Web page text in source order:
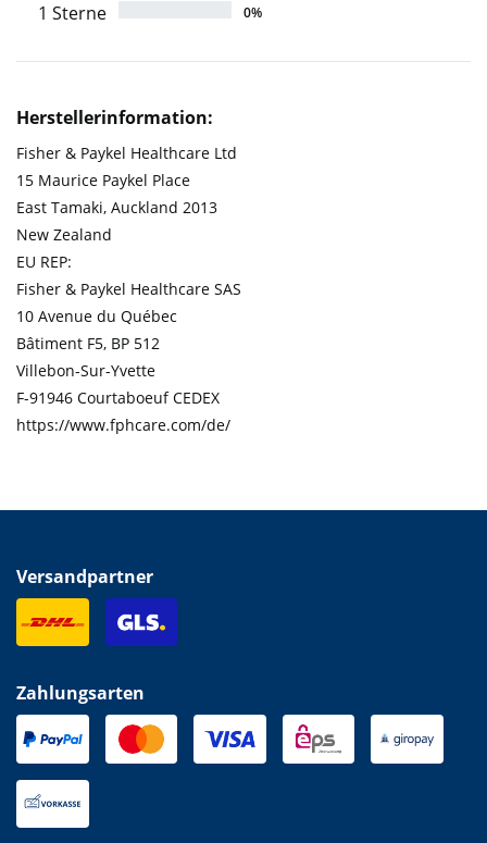
1 Sterne 0%
Herstellerinformation:
Fisher & Paykel Healthcare Ltd
15 Maurice Paykel Place
East Tamaki, Auckland 2013
New Zealand
EU REP:
Fisher & Paykel Healthcare SAS
10 Avenue du Québec
Bâtiment F5, BP 512
Villebon-Sur-Yvette
F-91946 Courtaboeuf CEDEX
https://www.fphcare.com/de/
Versandpartner
Zahlungsarten